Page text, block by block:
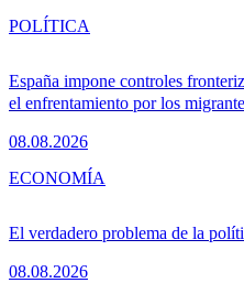
España impone controles
el enfrentamiento por los
08.08.2026
POLÍTICA
El verdadero problema de la
08.08.2026
ECONOMÍA